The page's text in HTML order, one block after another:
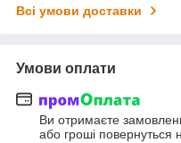
Всі умови доставки
Умови оплати
Ви отримаєте
або гроші повернуться